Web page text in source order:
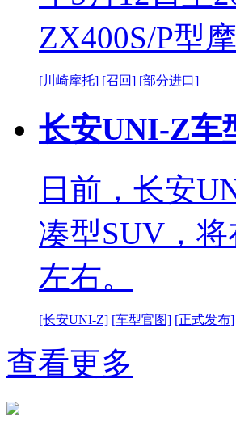
ZX400S/P型
[川崎摩托] [召回] [部分进口]
长安UNI-Z车
日前，长安
凑型SUV，
左右。
[长安UNI-Z] [车型官图] [正式发布]
查看更多